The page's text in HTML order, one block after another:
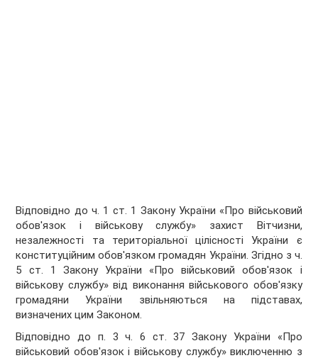
Відповідно до ч. 1 ст. 1 Закону України «Про військовий
обов'язок і військову службу» захист Вітчизни,
незалежності та територіальної цілісності України є
конституційним обов'язком громадян України. Згідно з ч.
5 ст. 1 Закону України «Про військовий обов'язок і
військову службу» від виконання військового обов'язку
громадяни України звільняються на підставах,
визначених цим Законом.
Відповідно до п. 3 ч. 6 ст. 37 Закону України «Про
військовий обов'язок і військову службу» виключенню з